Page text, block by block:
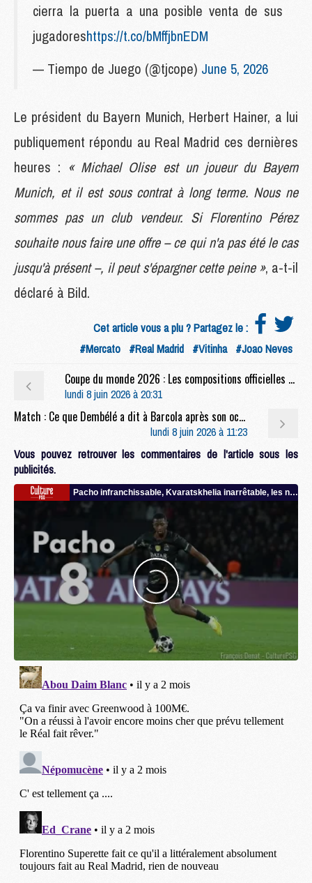
cierra la puerta a una posible venta de sus
jugadoreshttps://t.co/bMffjbnEDM
— Tiempo de Juego (@tjcope) June 5, 2026
Le président du Bayern Munich, Herbert Hainer, a lui
publiquement répondu au Real Madrid ces dernières
heures : « Michael Olise est un joueur du Bayern
Munich, et il est sous contrat à long terme. Nous ne
sommes pas un club vendeur. Si Florentino Pérez
souhaite nous faire une offre – ce qui n'a pas été le cas
jusqu'à présent –, il peut s'épargner cette peine », a-t-il
déclaré à Bild.
Cet article vous a plu ? Partagez le :
#Mercato #Real Madrid #Vitinha #Joao Neves
Coupe du monde 2026 : Les compositions officielles de France/Irlande du Nord dévoilées, deux Parisiens titulaires
lundi 8 juin 2026 à 20:31
Match : Ce que Dembélé a dit à Barcola après son occasion manquée face à Arsenal
lundi 8 juin 2026 à 11:23
Vous pouvez retrouver les commentaires de l'article sous les
publicités.